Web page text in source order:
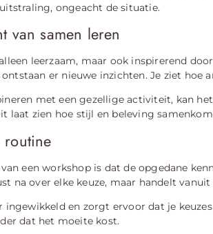
ongeacht de situatie.
van samen leren
leerzaam, maar ook inspirerend
er nieuwe inzichten. Je ziet hoe
met een gezellige activiteit, kan
laat zien hoe stijl en beleving
routine
een workshop is dat de opgedane
na over elke keuze, maar handelt
en zorgt ervoor dat je
dat het moeite kost.